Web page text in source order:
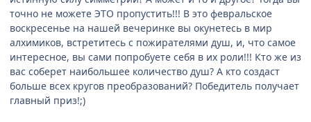
точно не можете ЭТО пропустить!!! В это февральское
воскресенье на нашей вечеринке вы окунетесь в мир
алхимиков, встретитесь с пожирателями душ, и, что самое
интересное, вы сами попробуете себя в их роли!!! Кто же из
вас соберет наибольшее количество душ? А кто создаст
больше всех кругов преобразований? Победитель получает
главный приз!;)